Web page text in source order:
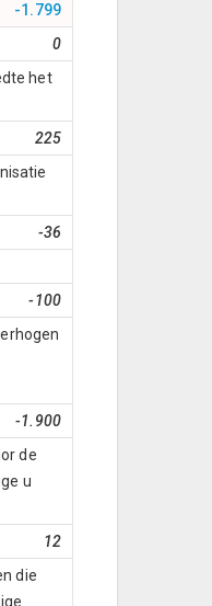
-1.799
0
het
225
-36
-100
-1.900
de
u
12
die